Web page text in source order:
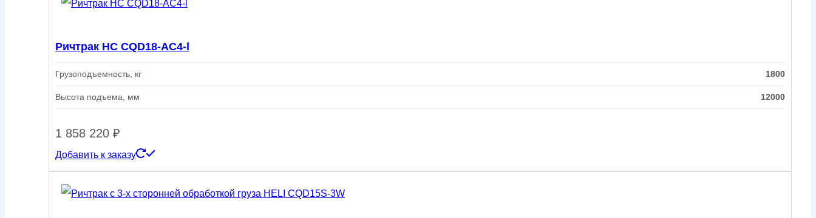
Ричтрак HC CQD18-AC4-l
Грузоподъемность, кг 1800
Высота подъема, мм 12000
1 858 220 ₽
Добавить к заказу